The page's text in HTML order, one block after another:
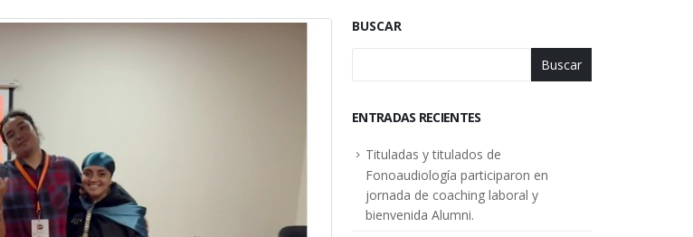
BUSCAR
Buscar
ENTRADAS RECIENTES
Tituladas y titulados de
Fonoaudiología participaron en
jornada de coaching laboral y
bienvenida Alumni.